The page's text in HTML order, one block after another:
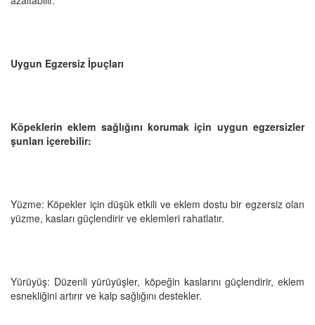
Uygun Egzersiz İpuçları
Köpeklerin eklem sağlığını korumak için uygun egzersizler
şunları içerebilir:
Yüzme: Köpekler için düşük etkili ve eklem dostu bir egzersiz olan
yüzme, kasları güçlendirir ve eklemleri rahatlatır.
Yürüyüş: Düzenli yürüyüşler, köpeğin kaslarını güçlendirir, eklem
esnekliğini artırır ve kalp sağlığını destekler.